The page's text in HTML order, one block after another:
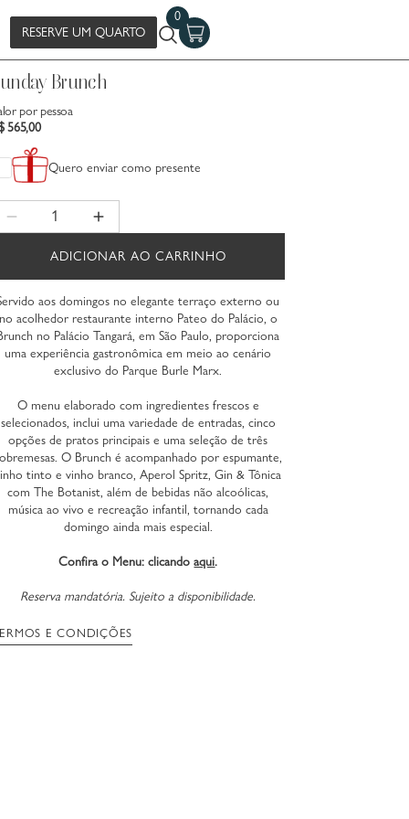
RESERVE UM QUARTO
0
Brunch
por pessoa
565,00
Quero enviar como presente
Diminuir quantidade para Sunday Brunch
Aumentar quantidade para Sunday Brunch
ADICIONAR AO CARRINHO
aos domingos no elegante terraço externo ou
acolhedor restaurante interno Pateo do Palácio, o
no Palácio Tangará, em São Paulo, proporciona
uma experiência gastronômica em meio ao cenário
exclusivo do Parque Burle Marx.
O menu elaborado com ingredientes frescos e
selecionados, inclui uma variedade de entradas, cinco
opções de pratos principais e uma seleção de três
O Brunch é acompanhado por espumante,
tinto e vinho branco, Aperol Spritz, Gin & Tônica
com The Botanist, além de bebidas não alcoólicas,
música ao vivo e recreação infantil, tornando cada
domingo ainda mais especial.
Confira o Menu: clicandoaqui.
Reserva mandatória. Sujeito a disponibilidade.
E CONDIÇÕES